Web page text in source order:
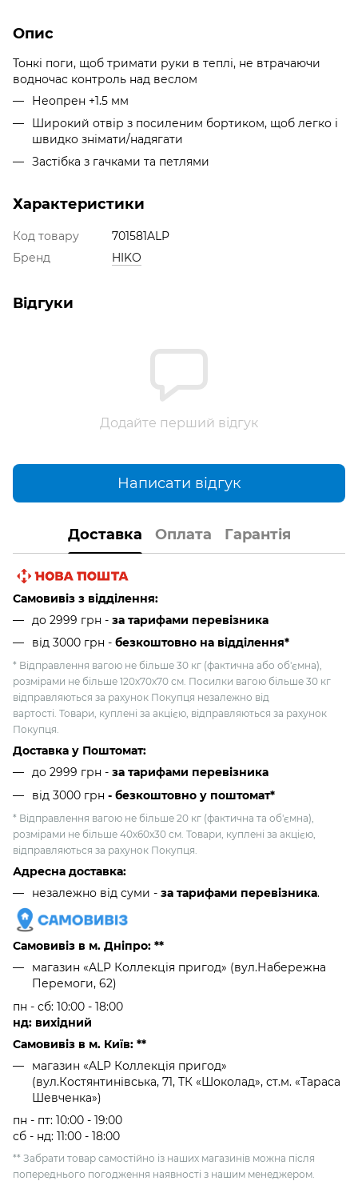
Опис
Тонкі поги, щоб тримати руки в теплі, не втрачаючи
водночас контроль над веслом
Неопрен +1.5 мм
Широкий отвір з посиленим бортиком, щоб легко і
швидко знімати/надягати
Застібка з гачками та петлями
Характеристики
Код товару
701581ALP
Бренд
HIKO
Відгуки
Додайте перший відгук
Написати відгук
Доставка Оплата Гарантія
Самовивіз з відділення:
до 2999 грн - за тарифами перевізника
від 3000 грн - безкоштовно на відділення*
* Відправлення вагою не більше 30 кг (фактична або об'ємна),
розмірами не більше 120х70х70 см. Посилки вагою більше 30 кг
відправляються за рахунок Покупця незалежно від
вартості. Товари, куплені за акцією, відправляються за рахунок
Покупця.
Доставка у Поштомат:
до 2999 грн - за тарифами перевізника
від 3000 грн - безкоштовно у поштомат*
* Відправлення вагою не більше 20 кг (фактична та об'ємна),
розмірами не більше 40х60х30 см. Товари, куплені за акцією,
відправляються за рахунок Покупця.
Адресна доставка:
незалежно від суми - за тарифами перевізника.
Самовивіз в м. Дніпро: **
магазин «ALP Коллекція пригод» (вул.Набережна
Перемоги, 62)
пн - сб: 10:00 - 18:00
нд: вихідний
Самовивіз в м. Київ: **
магазин «ALP Коллекція пригод»
(вул.Костянтинівська, 71, ТК «Шоколад», ст.м. «Тараса
Шевченка»)
пн - пт: 10:00 - 19:00
сб - нд: 11:00 - 18:00
** Забрати товар самостійно із наших магазинів можна після
попереднього погодження наявності з нашим менеджером.